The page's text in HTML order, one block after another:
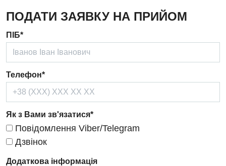
Дерматовенерологія
Дієтологія
Ендокринологія
Кардіологія
Кардіохірургія
Мамологія
Медична психологія
Неврологія
ПОДАТИ ЗАЯВКУ НА ПРИЙОМ
ПІБ*
Телефон*
Як з Вами зв'язатися*
Повідомлення Viber/Telegram
Дзвінок
Додаткова інформація